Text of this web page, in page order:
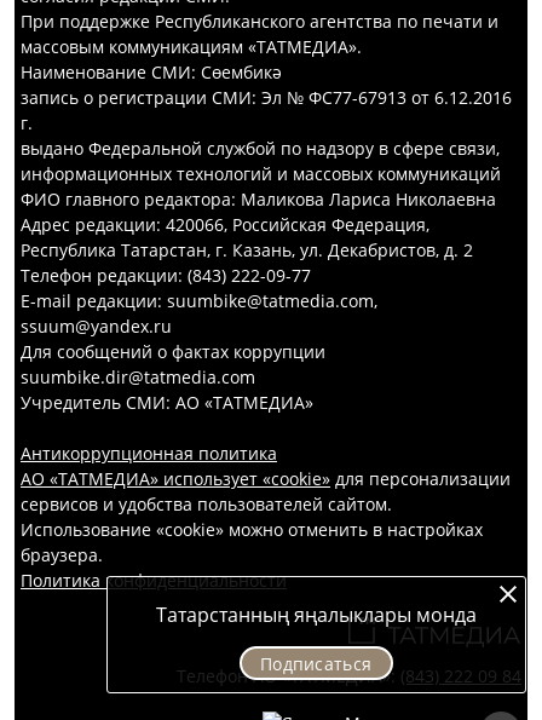
Татарстанның яңалыклары монда
Подписаться
При поддержке Республиканского агентства по печати и
массовым коммуникациям «ТАТМЕДИА».
Наименование СМИ: Сөембикә
запись о регистрации СМИ: Эл № ФС77-67913 от 6.12.2016
г.
выдано Федеральной службой по надзору в сфере связи,
информационных технологий и массовых коммуникаций
ФИО главного редактора: Маликова Лариса Николаевна
Адрес редакции: 420066, Российская Федерация,
Республика Татарстан, г. Казань, ул. Декабристов, д. 2
Телефон редакции: (843) 222-09-77
E-mail редакции: suumbike@tatmedia.com,
ssuum@yandex.ru
Для сообщений о фактах коррупции
suumbike.dir@tatmedia.com
Учредитель СМИ: АО «ТАТМЕДИА»
Антикоррупционная политика
АО «ТАТМЕДИА» использует «cookie» для персонализации
сервисов и удобства пользователей сайтом.
Использование «cookie» можно отменить в настройках
браузера.
Политика конфиденциальности
Телефон АО «ТАТМЕДИА»: (843) 222 09 84